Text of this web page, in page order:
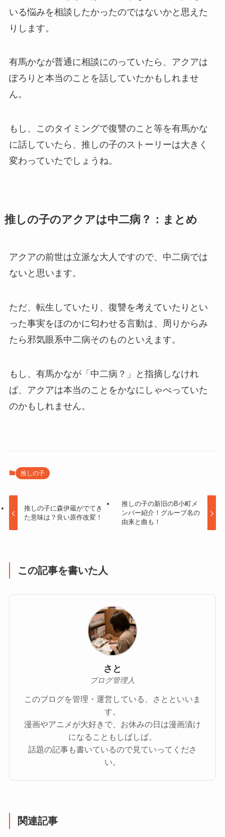
いる悩みを相談したかったのではないかと思えた
りします。
有馬かなが普通に相談にのっていたら、アクアは
ぽろりと本当のことを話していたかもしれませ
ん。
もし、このタイミングで復讐のこと等を有馬かな
に話していたら、推しの子のストーリーは大きく
変わっていたでしょうね。
推しの子のアクアは中二病？：まとめ
アクアの前世は立派な大人ですので、中二病では
ないと思います。
ただ、転生していたり、復讐を考えていたりとい
った事実をほのかに匂わせる言動は、周りからみ
たら邪気眼系中二病そのものといえます。
もし、有馬かなが「中二病？」と指摘しなけれ
ば、アクアは本当のことをかなにしゃべっていた
のかもしれません。
推しの子
推しの子に森伊蔵がでてき
た意味は？良い原作改変！
推しの子の新旧のB小町メ
ンバー紹介！グループ名の
由来と曲も！
この記事を書いた人
さと
ブログ管理人
このブログを管理・運営している、さとといいま
す。
漫画やアニメが大好きで、お休みの日は漫画漬け
になることもしばしば。
話題の記事も書いているので見ていってくださ
い。
関連記事